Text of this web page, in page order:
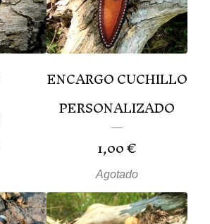
ENCARGO CUCHILLO
PERSONALIZADO
1,00€
Agotado